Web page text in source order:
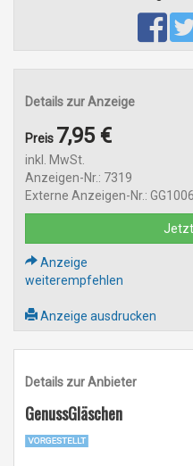
Details zur Anzeige
Preis 7,95 €
inkl. MwSt.
Anzeigen-Nr.: 7319
Externe Anzeigen-Nr.:
Anzeige
weiterempfehlen
Anzeige ausdrucken
Details zur Anbieter
GenussGläschen